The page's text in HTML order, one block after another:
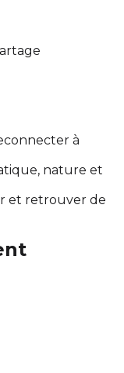
à
nature et
et retrouver de